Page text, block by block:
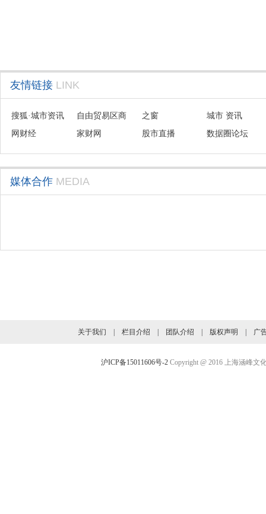
友情链接 LINK
搜狐·城市资讯
自由贸易区商
会联盟
之窗
城市 资讯
网财经
家财网 股市直播 数据圈论坛
媒体合作 MEDIA
关于我们 | 栏目介绍 | 团队介绍 | 版权声明 | 广
沪ICP备15011606号-2 Copyright @ 2016 上海涵峰文